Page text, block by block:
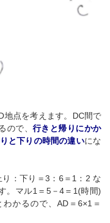
点を考えます。DC間で
ので、 行きと帰りにかか
と下りの時間の違いにな
：下り＝3：6＝1：2 な
。マル1＝5－4＝1(時間)
かるので、AD＝6×1＝